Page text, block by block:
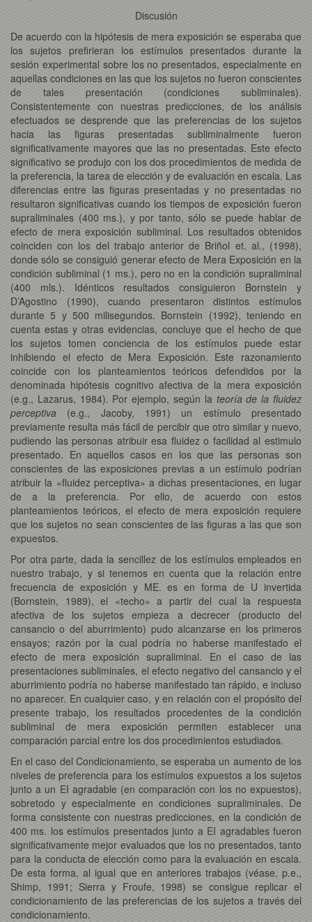
Discusión
De acuerdo con la hipótesis de mera exposición se esperaba que
los sujetos prefirieran los estímulos presentados durante la
sesión experimental sobre los no presentados, especialmente en
aquellas condiciones en las que los sujetos no fueron conscientes
de tales presentación (condiciones subliminales).
Consistentemente con nuestras predicciones, de los análisis
efectuados se desprende que las preferencias de los sujetos
hacia las figuras presentadas subliminalmente fueron
significativamente mayores que las no presentadas. Este efecto
significativo se produjo con los dos procedimientos de medida de
la preferencia, la tarea de elección y de evaluación en escala. Las
diferencias entre las figuras presentadas y no presentadas no
resultaron significativas cuando los tiempos de exposición fueron
supraliminales (400 ms.), y por tanto, sólo se puede hablar de
efecto de mera exposición subliminal. Los resultados obtenidos
coinciden con los del trabajo anterior de Briñol et. al., (1998),
donde sólo se consiguió generar efecto de Mera Exposición en la
condición subliminal (1 ms.), pero no en la condición supraliminal
(400 mls.). Idénticos resultados consiguieron Bornstein y
D’Agostino (1990), cuando presentaron distintos estímulos
durante 5 y 500 milisegundos. Bornstein (1992), teniendo en
cuenta estas y otras evidencias, concluye que el hecho de que
los sujetos tomen conciencia de los estímulos puede estar
inhibiendo el efecto de Mera Exposición. Este razonamiento
coincide con los planteamientos teóricos defendidos por la
denominada hipótesis cognitivo afectiva de la mera exposición
(e.g., Lazarus, 1984). Por ejemplo, según la teoría de la fluidez
perceptiva (e.g., Jacoby, 1991) un estímulo presentado
previamente resulta más fácil de percibir que otro similar y nuevo,
pudiendo las personas atribuir esa fluidez o facilidad al estimulo
presentado. En aquellos casos en los que las personas son
conscientes de las exposiciones previas a un estímulo podrían
atribuir la «fluidez perceptiva» a dichas presentaciones, en lugar
de a la preferencia. Por ello, de acuerdo con estos
planteamientos teóricos, el efecto de mera exposición requiere
que los sujetos no sean conscientes de las figuras a las que son
expuestos.
Por otra parte, dada la sencillez de los estímulos empleados en
nuestro trabajo, y si tenemos en cuenta que la relación entre
frecuencia de exposición y ME. es en forma de U invertida
(Bornstein, 1989), el «techo» a partir del cual la respuesta
afectiva de los sujetos empieza a decrecer (producto del
cansancio o del aburrimiento) pudo alcanzarse en los primeros
ensayos; razón por la cual podría no haberse manifestado el
efecto de mera exposición supraliminal. En el caso de las
presentaciones subliminales, el efecto negativo del cansancio y el
aburrimiento podría no haberse manifestado tan rápido, e incluso
no aparecer. En cualquier caso, y en relación con el propósito del
presente trabajo, los resultados procedentes de la condición
subliminal de mera exposición permiten establecer una
comparación parcial entre los dos procedimientos estudiados.
En el caso del Condicionamiento, se esperaba un aumento de los
niveles de preferencia para los estímulos expuestos a los sujetos
junto a un EI agradable (en comparación con los no expuestos),
sobretodo y especialmente en condiciones supraliminales. De
forma consistente con nuestras predicciones, en la condición de
400 ms. los estímulos presentados junto a EI agradables fueron
significativamente mejor evaluados que los no presentados, tanto
para la conducta de elección como para la evaluación en escala.
De esta forma, al igual que en anteriores trabajos (véase, p.e.,
Shimp, 1991; Sierra y Froufe, 1998) se consigue replicar el
condicionamiento de las preferencias de los sujetos a través del
condicionamiento.